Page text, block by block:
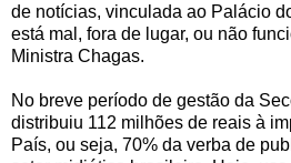
de notícias, vinculada ao Palácio
está mal, fora de lugar, ou não
Ministra Chagas.
No breve período de gestão da
distribuiu 112 milhões de reais à
País, ou seja, 70% da verba de